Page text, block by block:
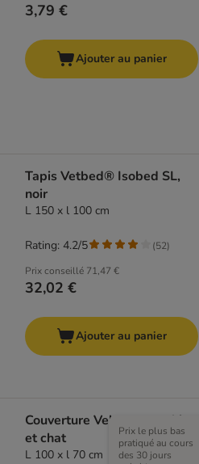
3,79 €
Ajouter au panier
Tapis Vetbed® Isobed SL,
noir
L 150 x l 100 cm
Prix conseillé 71,47 €
32,02 €
Rating: 4.2/5 (52)
Ajouter au panier
Couverture Velvet pour chien
et chat
L 100 x l 70 cm
Prix le plus bas
pratiqué au cours
des 30 jours